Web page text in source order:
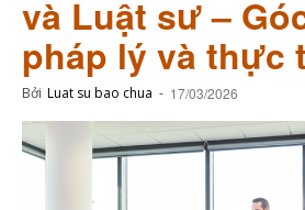
và Luật sư –
pháp lý và thực
Bởi Luat su bao chua - 17/03/2026